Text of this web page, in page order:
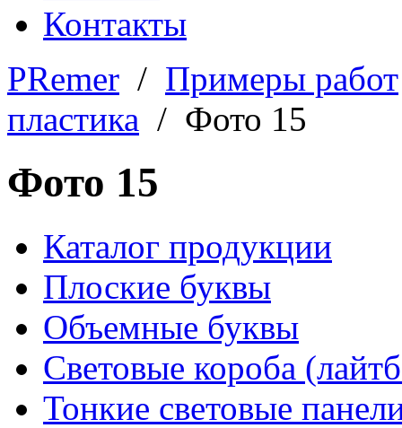
Контакты
PRemer / Примеры работ
пластика / Фото 15
Фото 15
Каталог продукции
Плоские буквы
Объемные буквы
Световые короба
Тонкие световые